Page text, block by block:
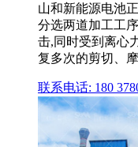
山和新能源电池
分选两道加工工
击,同时受到离心
复多次的剪切、
联系电话: 180